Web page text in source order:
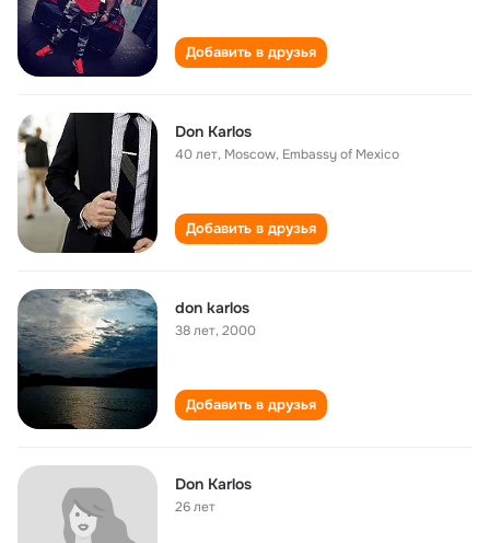
Добавить в друзья
Don Karlos
40 лет, Moscow, Embassy of Mexico
Добавить в друзья
don karlos
38 лет,2000
Добавить в друзья
Don Karlos
26 лет